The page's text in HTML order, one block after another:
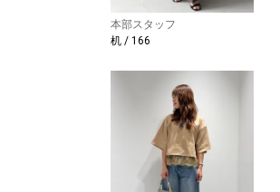
本部スタッフ
机 / 166